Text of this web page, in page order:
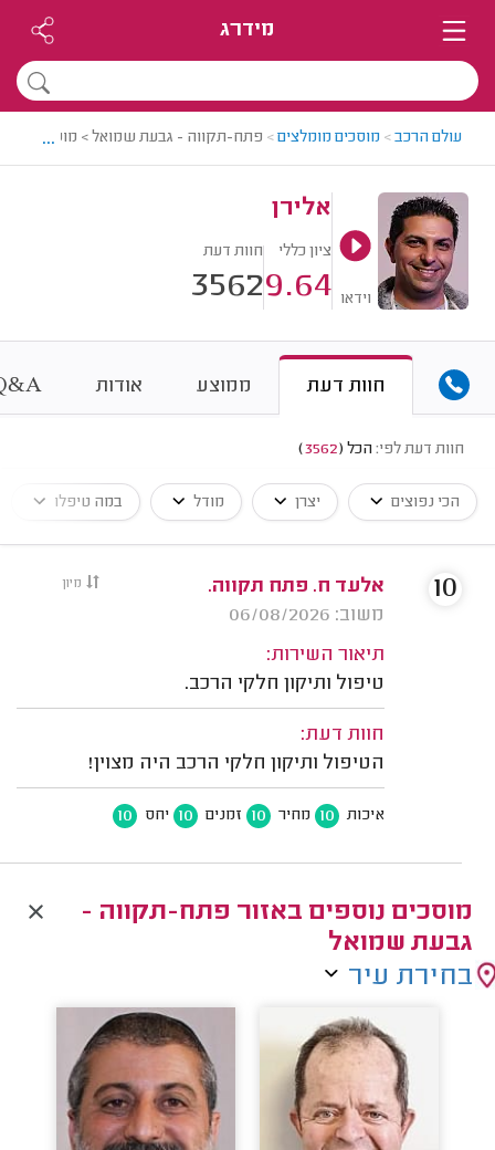
מידרג
עולם הרכב> מוסכים מומלצים> פתח-תקווה - גבעת שמואל > מוסך מומלץ
...
וידאו
אלירן
ציון כללי
9.64
חוות דעת
3562
חוות דעת ממוצע אודות &A
חוות דעת לפי: הכל (
3562
)
הכי נפוצים יצרן מודל במה טיפלו
מיון
אלעד ח. פתח תקווה.
משוב: 06/08/2026
תיאור השירות:
טיפול ותיקון חלקי הרכב.
חוות דעת:
הטיפול ותיקון חלקי הרכב היה מצוין!
איכות 10 מחיר 10 זמנים 10 יחס 10
10
מוסכים נוספים באזור פתח-תקווה -
גבעת שמואל
בחירת עיר